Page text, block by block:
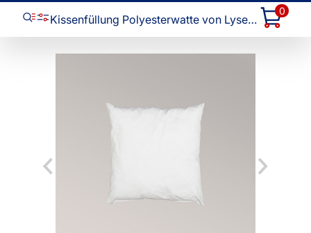
Kissenfüllung Polyesterwatte von Lysel - #1W
0